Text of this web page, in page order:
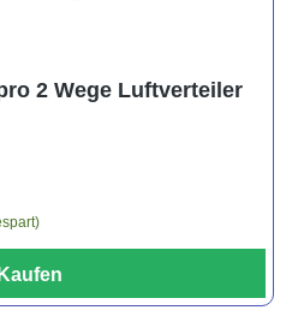
2 Wege Luftverteiler
Kaufen